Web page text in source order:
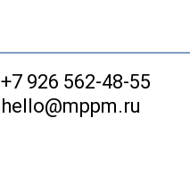
+7 926 562-48-55
hello@mppm.ru